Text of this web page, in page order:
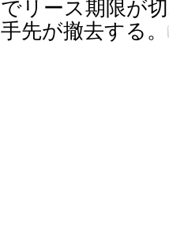
でリース期限が
手先が撤去する。